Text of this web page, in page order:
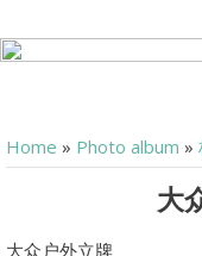
Home » Photo album »
大
大众户外立牌